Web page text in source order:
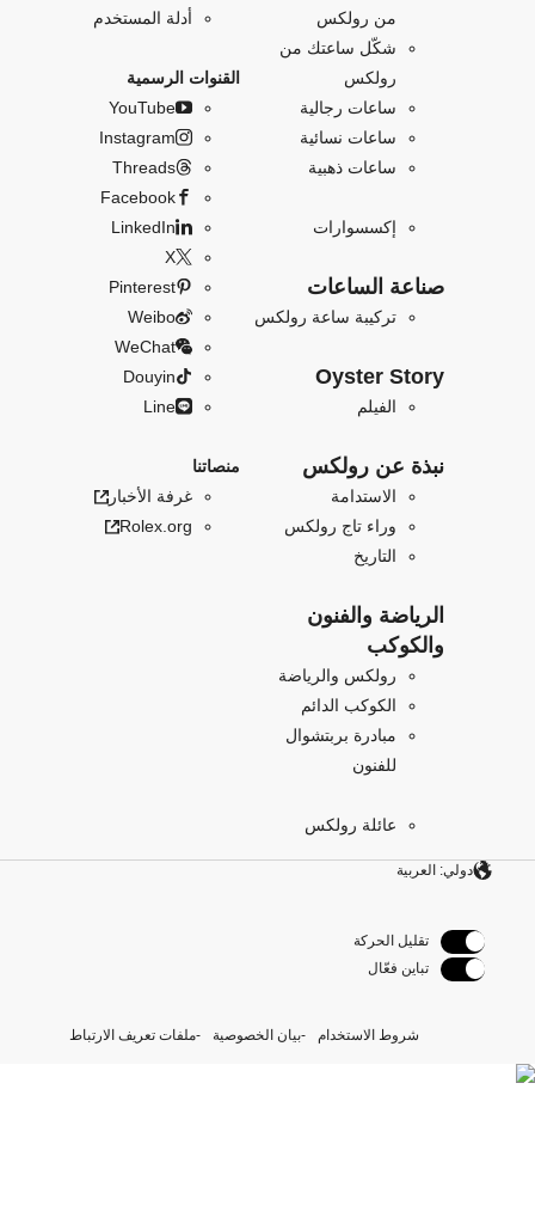
من رولكس
شكّل ساعتك من
رولكس
ساعات رجالية
ساعات نسائية
ساعات ذهبية
إكسسوارات
صناعة الساعات
تركيبة ساعة رولكس
Oyster Story
الفيلم
نبذة عن رولكس
الاستدامة
وراء تاج رولكس
التاريخ
الرياضة والفنون
والكوكب
رولكس والرياضة
الكوكب الدائم
مبادرة بربتشوال
للفنون
عائلة رولكس
أدلة المستخدم
القنوات الرسمية
YouTube
Instagram
Threads
Facebook
LinkedIn
X
Pinterest
Weibo
WeChat
Douyin
Line
منصاتنا
غرفة الأخبار
Rolex.org
دولي: العربية
تقليل الحركة
تباين فعّال
شروط الاستخدام بيان الخصوصية ملفات تعريف الارتباط